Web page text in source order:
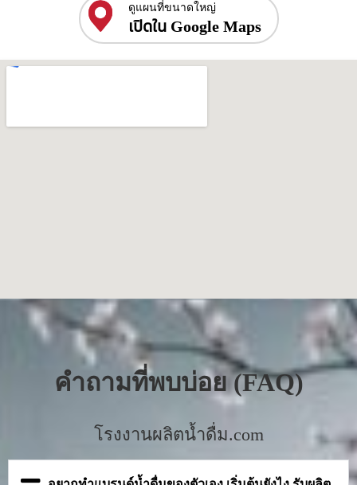
ดูแผนที่ขนาดใหญ่
เปิดใน Google Maps
คำถามที่พบบ่อย (FAQ)
โรงงานผลิตน้ำดื่ม.com